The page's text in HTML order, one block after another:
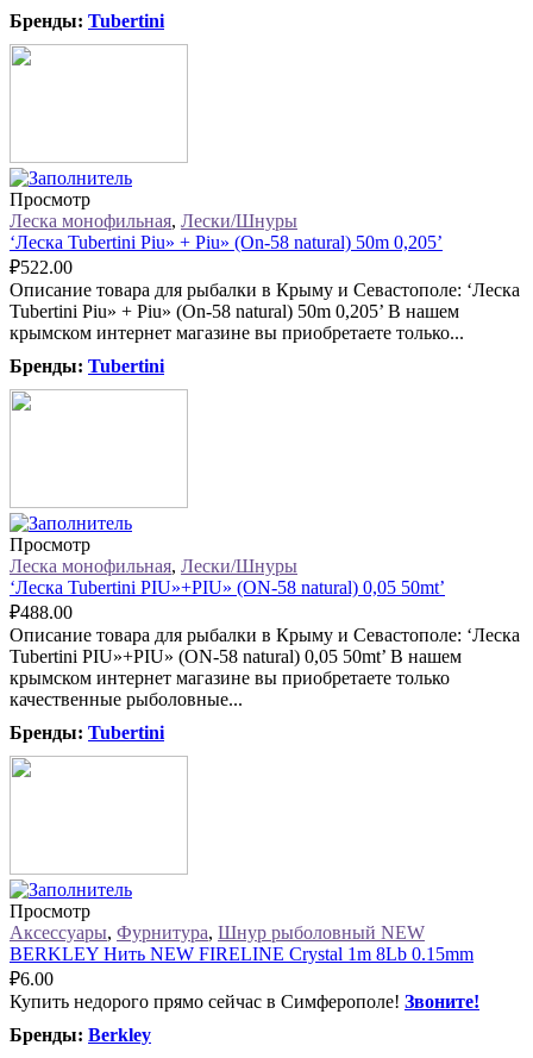
Бренды: Tubertini
Просмотр
Леска монофильная, Лески/Шнуры
‘Леска Tubertini Piu» + Piu» (On-58 natural) 50m 0,205’
₽522.00
Описание товара для рыбалки в Крыму и Севастополе: ‘Леска
Tubertini Piu» + Piu» (On-58 natural) 50m 0,205’ В нашем
крымском интернет магазине вы приобретаете только...
Бренды: Tubertini
Просмотр
Леска монофильная, Лески/Шнуры
‘Леска Tubertini PIU»+PIU» (ON-58 natural) 0,05 50mt’
₽488.00
Описание товара для рыбалки в Крыму и Севастополе: ‘Леска
Tubertini PIU»+PIU» (ON-58 natural) 0,05 50mt’ В нашем
крымском интернет магазине вы приобретаете только
качественные рыболовные...
Бренды: Tubertini
Просмотр
Аксессуары, Фурнитура, Шнур рыболовный NEW
BERKLEY Нить NEW FIRELINE Crystal 1m 8Lb 0.15mm
₽6.00
Купить недорого прямо сейчас в Симферополе! Звоните!
Бренды: Berkley